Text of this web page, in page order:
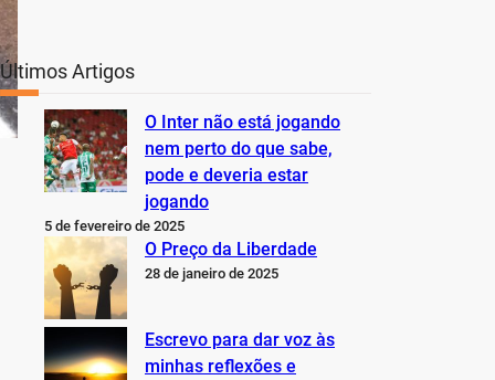
Últimos Artigos
O Inter não está jogando
nem perto do que sabe,
pode e deveria estar
jogando
5 de fevereiro de 2025
O Preço da Liberdade
28 de janeiro de 2025
Escrevo para dar voz às
minhas reflexões e